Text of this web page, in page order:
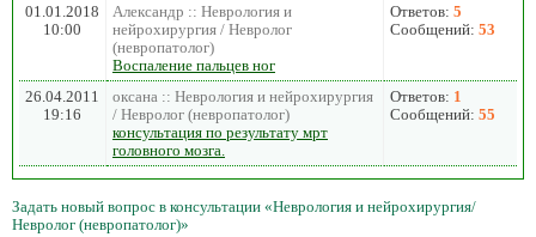
01.01.2018
10:00
Александр :: Неврология и
нейрохирургия / Невролог
(невропатолог)
Воспаление пальцев ног
Ответов: 5
Сообщений: 53
26.04.2011
19:16
оксана :: Неврология и нейрохирургия
/ Невролог (невропатолог)
консультация по результату мрт
головного мозга.
Ответов: 1
Сообщений: 55
Задать новый вопрос в консультации «Неврология и нейрохирургия/
Невролог (невропатолог)»